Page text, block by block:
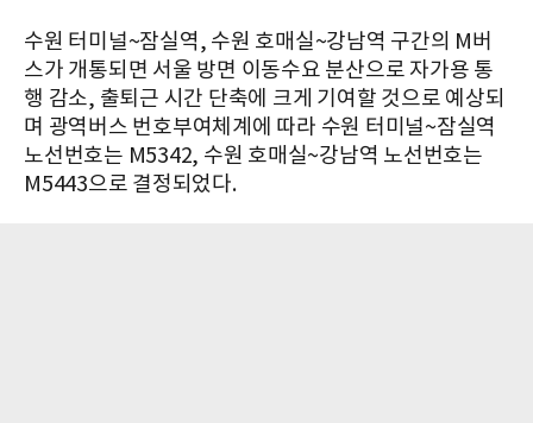
수원 터미널~잠실역, 수원 호매실~강남역 구간의 M버
스가 개통되면 서울 방면 이동수요 분산으로 자가용 통
행 감소, 출퇴근 시간 단축에 크게 기여할 것으로 예상되
며 광역버스 번호부여체계에 따라 수원 터미널~잠실역
노선번호는 M5342, 수원 호매실~강남역 노선번호는
M5443으로 결정되었다.